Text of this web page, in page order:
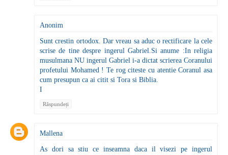
Anonim
Sunt crestin ortodox. Dar vreau sa aduc o rectificare la cele
scrise de tine despre ingerul Gabriel.Si anume :In religia
musulmana NU ingerul Gabriel i-a dictat scrierea Coranului
profetului Mohamed ! Te rog citeste cu atentie Coranul asa
cum presupun ca ai citit si Tora si Biblia.
I
Răspundeți
Mallena
As dori sa stiu ce inseamna daca il visezi pe ingerul